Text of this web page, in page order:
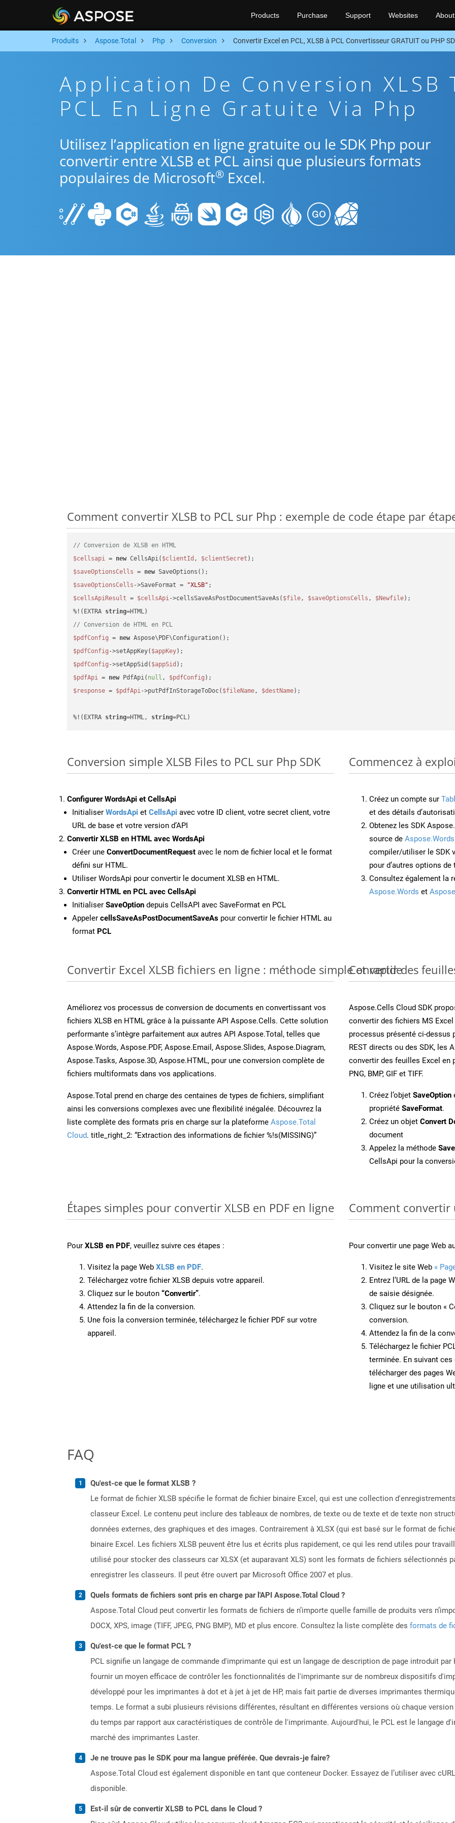
Products Purchase Support Websites About
Produits Aspose.Total Php Conversion Convertir Excel en PCL, XLSB à PCL Convertisseur GRATUIT ou PHP
Application De Conversion XLSB
PCL En Ligne Gratuite Via Php
Utilisez l’application en ligne gratuite ou le SDK Php pour
convertir entre XLSB et PCL ainsi que plusieurs formats
populaires de Microsoft® Excel.
Comment convertir XLSB to PCL sur Php : exemple de code étape par
// Conversion de XLSB en HTML
$cellsapi = new CellsApi( $clientId , $clientSecret
$saveOptionsCells = new
$saveOptionsCells ->SaveFormat = "XLSB"
$cellsApiResult = $cellsApi->cellsSaveAsPostDocumentSaveAs( $file, $saveOptionsCells , $Newfile);
%!(EXTRA string
// Conversion de HTML en PCL
$pdfConfig = new
$pdfConfig ->setAppKey( $appKey
$pdfConfig ->setAppSid( $appSid
$pdfApi = new PdfApi( null , $pdfConfig
$response = $pdfApi->putPdfInStorageToDoc( $fileName, $destName);
%!(EXTRA string=HTML, string=PCL)
Conversion simple XLSB Files to PCL sur Php SDK
Configurer WordsApi et CellsApi
Initialiser WordsApi et CellsApi avec votre ID client, votre secret client, votre
URL de base et votre version d’API
Convertir XLSB en HTML avec WordsApi
Créer une ConvertDocumentRequest avec le nom de fichier local et le format
défini sur HTML.
Utiliser WordsApi pour convertir le document XLSB en HTML.
Convertir HTML en PCL avec CellsApi
Initialiser SaveOption depuis CellsAPI avec SaveFormat en PCL
Appeler cellsSaveAsPostDocumentSaveAs pour convertir le fichier HTML au
format PCL
Commencez à
Créez un compte sur
et des détails
Obtenez les SDK
source de
compiler/utiliser le SDK
pour d’autres options
Consultez également la
Aspose.Words et
Convertir Excel XLSB fichiers en ligne : méthode simple et rapide
Améliorez vos processus de conversion de documents en convertissant vos
fichiers XLSB en HTML grâce à la puissante API Aspose.Cells. Cette solution
performante s’intègre parfaitement aux autres API Aspose.Total, telles que
Aspose.Words, Aspose.PDF, Aspose.Email, Aspose.Slides, Aspose.Diagram,
Aspose.Tasks, Aspose.3D, Aspose.HTML, pour une conversion complète de
fichiers multiformats dans vos applications.
Aspose.Total prend en charge des centaines de types de fichiers, simplifiant
ainsi les conversions complexes avec une flexibilité inégalée. Découvrez la
liste complète des formats pris en charge sur la plateforme Aspose.Total
Cloud. title_right_2: “Extraction des informations de fichier %!s(MISSING)”
Convertir des
Aspose.Cells Cloud SDK
convertir des fichiers MS
processus présenté ci-dessus
REST directs ou des SDK, les
convertir des feuilles Excel en
PNG, BMP, GIF et TIFF.
Créez l’objet SaveOption
propriété SaveFormat.
Créez un objet Convert
document
Appelez la méthode
CellsApi pour la
Étapes simples pour convertir XLSB en PDF en ligne
Pour XLSB en PDF, veuillez suivre ces étapes :
Visitez la page Web XLSB en PDF.
Téléchargez votre fichier XLSB depuis votre appareil.
Cliquez sur le bouton “Convertir”.
Attendez la fin de la conversion.
Une fois la conversion terminée, téléchargez le fichier PDF sur votre
appareil.
Comment convertir
Pour convertir une page Web
Visitez le site Web «
Entrez l’URL de la page
de saisie désignée.
Cliquez sur le bouton «
conversion.
Attendez la fin de la
Téléchargez le fichier
terminée. En suivant
télécharger des pages
ligne et une utilisation
FAQ
Qu'est-ce que le format XLSB ?
Le format de fichier XLSB spécifie le format de fichier binaire Excel, qui est une collection
classeur Excel. Le contenu peut inclure des tableaux de nombres, de texte ou de texte et de texte non
données externes, des graphiques et des images. Contrairement à XLSX (qui est basé sur le format de
binaire Excel. Les fichiers XLSB peuvent être lus et écrits plus rapidement, ce qui les rend utiles pour
utilisé pour stocker des classeurs car XLSX (et auparavant XLS) sont les formats de fichiers sélectionnés
enregistrer les classeurs. Il peut être ouvert par Microsoft Office 2007 et plus.
Quels formats de fichiers sont pris en charge par l'API Aspose.Total Cloud ?
Aspose.Total Cloud peut convertir les formats de fichiers de n’importe quelle famille de produits vers
DOCX, XPS, image (TIFF, JPEG, PNG BMP), MD et plus encore. Consultez la liste complète des formats de
Qu'est-ce que le format PCL ?
PCL signifie un langage de commande d'imprimante qui est un langage de description de page introduit
fournir un moyen efficace de contrôler les fonctionnalités de l'imprimante sur de nombreux dispositifs
développé pour les imprimantes à dot et à jet à jet de HP, mais fait partie de diverses imprimantes
temps. Le format a subi plusieurs révisions différentes, résultant en différentes versions où chaque
du temps par rapport aux caractéristiques de contrôle de l'imprimante. Aujourd'hui, le PCL est le langage
marché des imprimantes Laster.
Je ne trouve pas le SDK pour ma langue préférée. Que devrais-je faire?
Aspose.Total Cloud est également disponible en tant que conteneur Docker. Essayez de l’utiliser avec
disponible.
Est-il sûr de convertir XLSB to PCL dans le Cloud ?